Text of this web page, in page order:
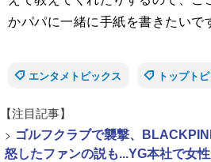
かパパに一緒に手紙を書きたいで
エンタメトピックス
トップト
【注目記事】
> ゴルフクラブで襲撃、
怒したファンの説も...YG本社で女